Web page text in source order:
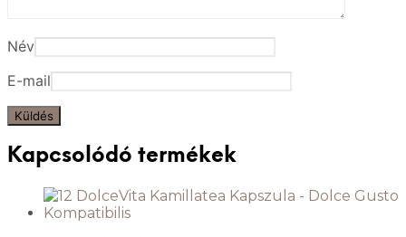
Név
E-mail
Kapcsolódó termékek